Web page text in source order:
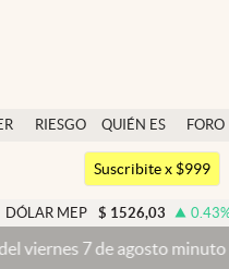
RIESGO
QUIÉN ES
QUIÉN
FORO
Argentina
México
Suscribite x $999
$ 1526,03 0.43%
de agosto minuto a minuto